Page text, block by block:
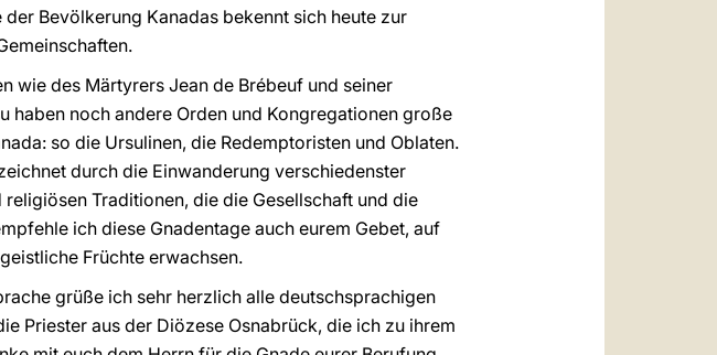
Bevölkerung Kanadas bekennt sich heute zur
wie des Märtyrers Jean de Brébeuf und seiner
haben noch andere Orden und Kongregationen große
so die Ursulinen, die Redemptoristen und Oblaten.
durch die Einwanderung verschiedenster
Traditionen, die die Gesellschaft und die
ich diese Gnadentage auch eurem Gebet, auf
Früchte erwachsen.
grüße ich sehr herzlich alle deutschsprachigen
Priester aus der Diözese Osnabrück, die ich zu ihrem